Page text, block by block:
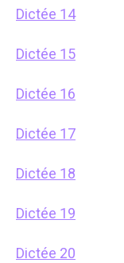
Dictée 14
Dictée 15
Dictée 16
Dictée 17
Dictée 18
Dictée 19
Dictée 20